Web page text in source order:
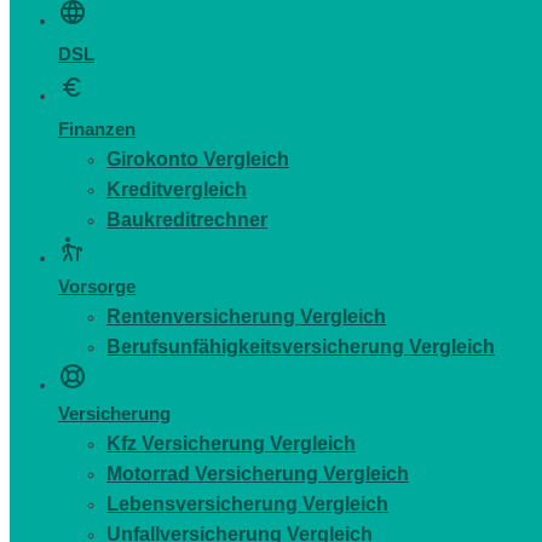
DSL
Finanzen
Girokonto Vergleich
Kreditvergleich
Baukreditrechner
Vorsorge
Rentenversicherung Vergleich
Berufsunfähigkeitsversicherung Vergleich
Versicherung
Kfz Versicherung Vergleich
Motorrad Versicherung Vergleich
Lebensversicherung Vergleich
Unfallversicherung Vergleich